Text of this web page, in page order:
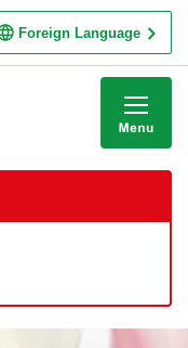
Foreign Language